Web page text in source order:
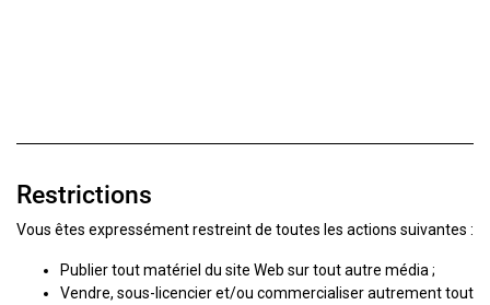
Restrictions
Vous êtes expressément restreint de toutes les actions suivantes :
Publier tout matériel du site Web sur tout autre média ;
Vendre, sous-licencier et/ou commercialiser autrement tout